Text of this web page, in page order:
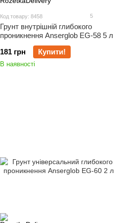
Код товару: 8458 5
Грунт внутрішній глибокого
проникнення Anserglob EG-58 5 л
181 грн
Купити!
В наявності